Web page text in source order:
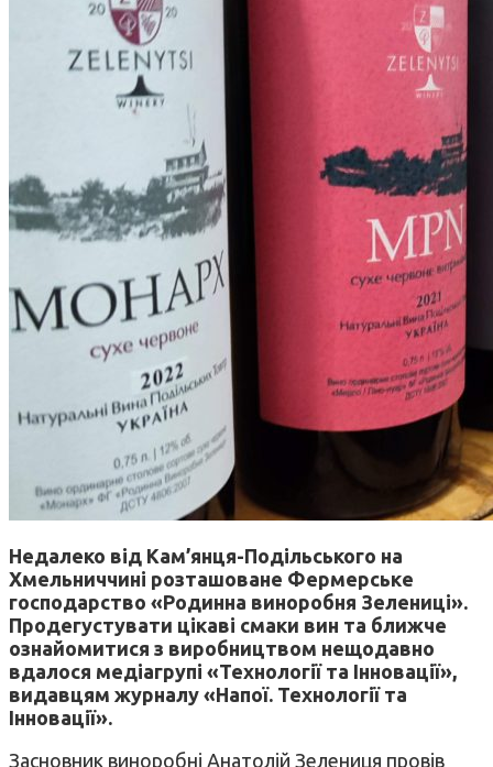
Недалеко від Кам’янця-Подільського на
Хмельниччині розташоване Фермерське
господарство «Родинна виноробня Зелениці».
Продегустувати цікаві смаки вин та ближче
ознайомитися з виробництвом нещодавно
вдалося медіагрупі «Технології та Інновації»,
видавцям журналу «Напої. Технології та
Інновації».
Засновник виноробні Анатолій Зелениця провів